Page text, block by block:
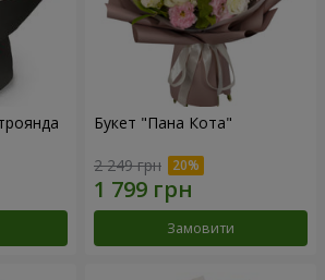
Букет "Пана Кота"
2 249 грн
Замовити